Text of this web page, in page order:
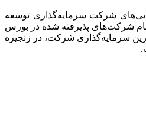
90 درصد دارایی‌های شرکت سرمایه‌گذاری توسعه
شرکت‌های پذیرفته شده در بورس
سرمایه‌گذاری شرکت، در زنجیره